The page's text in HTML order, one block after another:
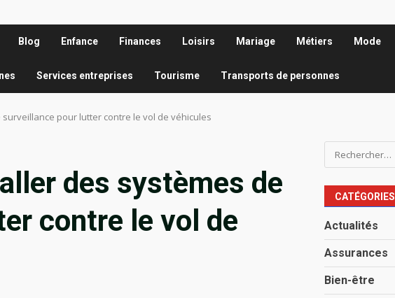
Blog Enfance Finances Loisirs Mariage Métiers Mode
Services entreprises Tourisme Transports de personnes
pour lutter contre le vol de véhicules
des systèmes de
contre le vol de
Rechercher :
CATÉGORIES
Actualités
Assurances
Bien-être